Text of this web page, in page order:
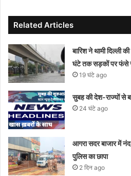
Related Articles
बारिश ने थामी दिल्ली
घंटे तक सड़कों पर फंसे
19 घंटे ago
सुबह की देश-राज्यों से
24 घंटे ago
आगरा सदर बाजार में
पुलिस का छापा
2 दिन ago